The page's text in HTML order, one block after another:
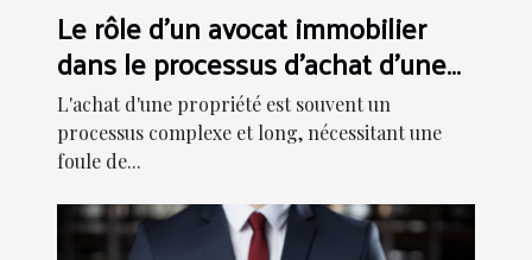
Le rôle d'un avocat immobilier
dans le processus d'achat d'une
propriété
L'achat d'une propriété est souvent un
processus complexe et long, nécessitant une
foule de...